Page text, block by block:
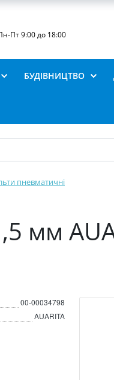
Пт 9:00 до 18:00
БУДІВНИЦТВО
пневматичні
мм
00-00034798
AUARITA